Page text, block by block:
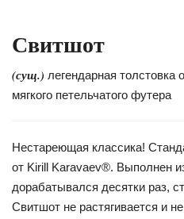
Свитшот
(сущ.) легендарная толстовка
мягкого петельчатого футера
Нестареющая классика!
от Kirill Karavaev®. Выполнен
дорабатывался десятки раз,
Свитшот не растягивается и